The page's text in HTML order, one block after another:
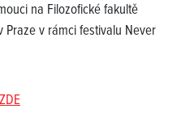
na Filozofické fakultě
Praze v rámci festivalu Never
ZDE